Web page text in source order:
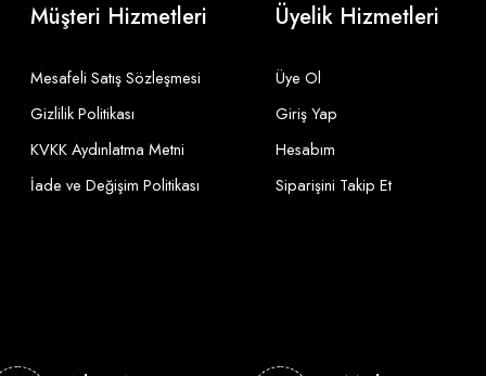
Müşteri Hizmetleri
Mesafeli Satış Sözleşmesi
Gizlilik Politikası
KVKK Aydınlatma Metni
İade ve Değişim Politikası
Üyelik Hizmetleri
Üye Ol
Giriş Yap
Hesabım
Siparişini Takip Et